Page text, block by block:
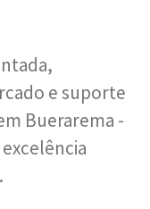
e suporte
Buerarema -